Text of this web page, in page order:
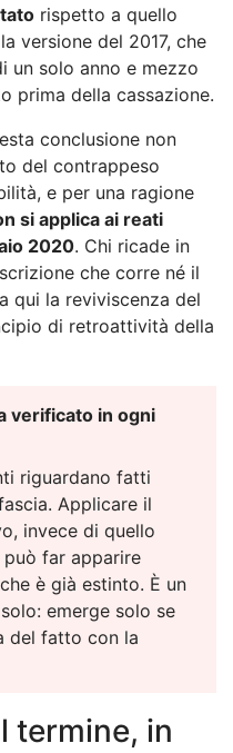
rispetto a quello
versione del 2017, che
un solo anno e mezzo
prima della cassazione.
conclusione non
del contrappeso
e per una ragione
si applica ai reati
2020. Chi ricade in
che corre né il
qui la reviviscenza del
di retroattività della
verificato in ogni
riguardano fatti
Applicare il
invece di quello
far apparire
è già estinto. È un
emerge solo se
del fatto con la
termine, in